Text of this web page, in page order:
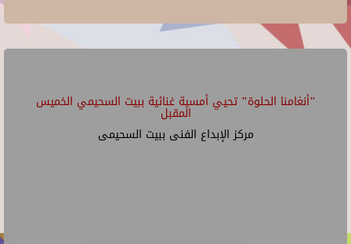
"أنغامنا الحلوة" تحيي أمسية غنائية ببيت السحيمي الخميس
المقبل
مركز الإبداع الفنى ببيت السحيمى